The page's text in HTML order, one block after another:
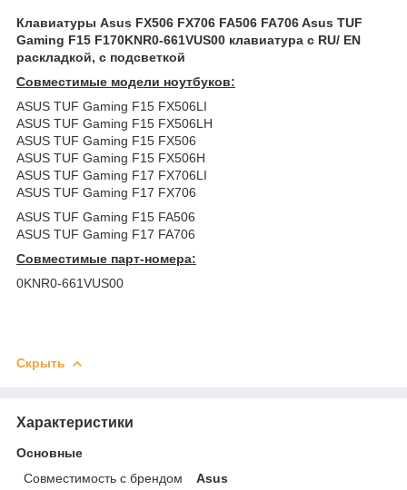
Клавиатуры Asus FX506 FX706 FA506 FA706 Asus TUF
Gaming F15 F170KNR0-661VUS00 клавиатура c RU/ EN
раскладкой, c подсветкой
Совместимые модели ноутбуков:
ASUS TUF Gaming F15 FX506LI
ASUS TUF Gaming F15 FX506LH
ASUS TUF Gaming F15 FX506
ASUS TUF Gaming F15 FX506H
ASUS TUF Gaming F17 FX706LI
ASUS TUF Gaming F17 FX706
ASUS TUF Gaming F15 FA506
ASUS TUF Gaming F17 FA706
Совместимые парт-номера:
0KNR0-661VUS00
Скрыть
Характеристики
Основные
Совместимость с брендом
Asus